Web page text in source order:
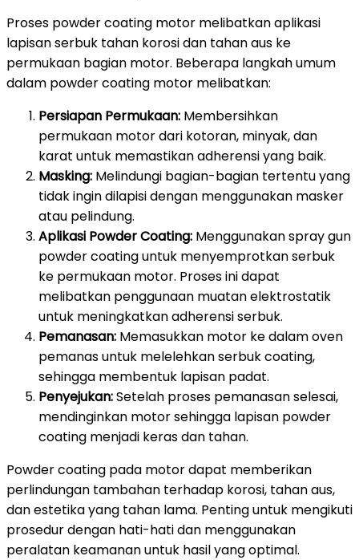
Proses powder coating motor melibatkan aplikasi
lapisan serbuk tahan korosi dan tahan aus ke
permukaan bagian motor. Beberapa langkah umum
dalam powder coating motor melibatkan:
Persiapan Permukaan: Membersihkan
permukaan motor dari kotoran, minyak, dan
karat untuk memastikan adherensi yang baik.
Masking: Melindungi bagian-bagian tertentu yang
tidak ingin dilapisi dengan menggunakan masker
atau pelindung.
Aplikasi Powder Coating: Menggunakan spray gun
powder coating untuk menyemprotkan serbuk
ke permukaan motor. Proses ini dapat
melibatkan penggunaan muatan elektrostatik
untuk meningkatkan adherensi serbuk.
Pemanasan: Memasukkan motor ke dalam oven
pemanas untuk melelehkan serbuk coating,
sehingga membentuk lapisan padat.
Penyejukan:Setelah proses pemanasan selesai,
mendinginkan motor sehingga lapisan powder
coating menjadi keras dan tahan.
Powder coating pada motor dapat memberikan
perlindungan tambahan terhadap korosi, tahan aus,
dan estetika yang tahan lama. Penting untuk mengikuti
prosedur dengan hati-hati dan menggunakan
peralatan keamanan untuk hasil yang optimal.